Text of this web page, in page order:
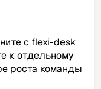
с flexi-desk
к отдельному
роста команды